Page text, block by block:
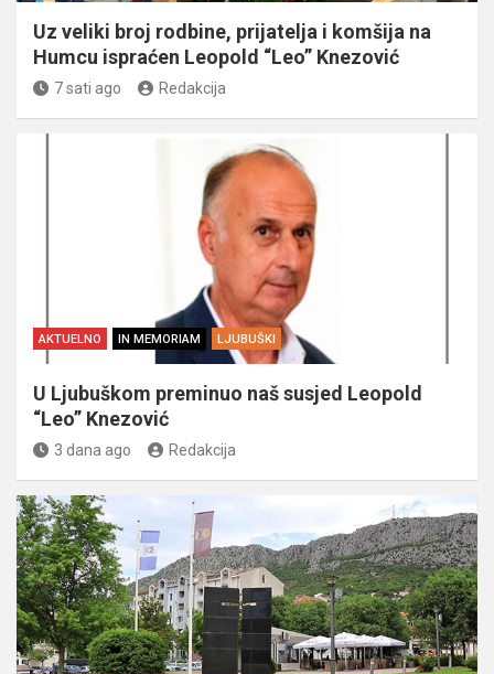
Uz veliki broj rodbine, prijatelja i komšija na
Humcu ispraćen Leopold “Leo” Knezović
7 sati ago Redakcija
AKTUELNO IN MEMORIAM LJUBUŠKI
U Ljubuškom preminuo naš susjed Leopold
“Leo” Knezović
3 dana ago Redakcija